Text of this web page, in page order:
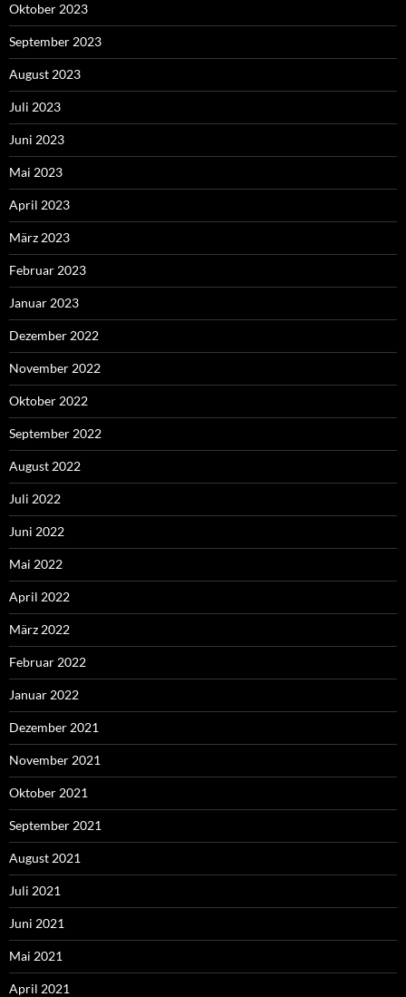
Oktober 2023
September 2023
August 2023
Juli 2023
Juni 2023
Mai 2023
April 2023
März 2023
Februar 2023
Januar 2023
Dezember 2022
November 2022
Oktober 2022
September 2022
August 2022
Juli 2022
Juni 2022
Mai 2022
April 2022
März 2022
Februar 2022
Januar 2022
Dezember 2021
November 2021
Oktober 2021
September 2021
August 2021
Juli 2021
Juni 2021
Mai 2021
April 2021